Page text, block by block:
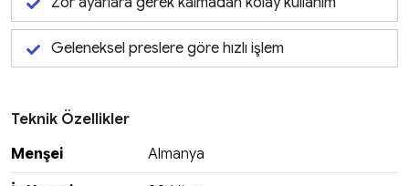
Geleneksel preslere göre hızlı işlem
Teknik Özellikler
Menşei
Almanya